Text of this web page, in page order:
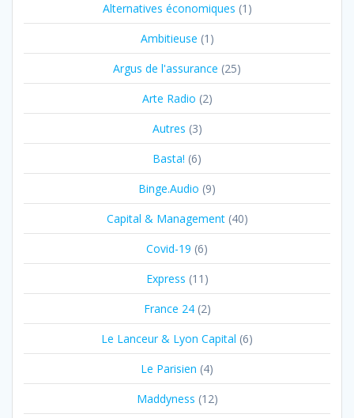
Alternatives économiques (1)
Ambitieuse (1)
Argus de l'assurance (25)
Arte Radio (2)
Autres (3)
Basta! (6)
Binge.Audio (9)
Capital & Management(40)
Covid-19 (6)
Express (11)
France 24(2)
Le Lanceur & Lyon Capital (6)
Le Parisien (4)
Maddyness (12)